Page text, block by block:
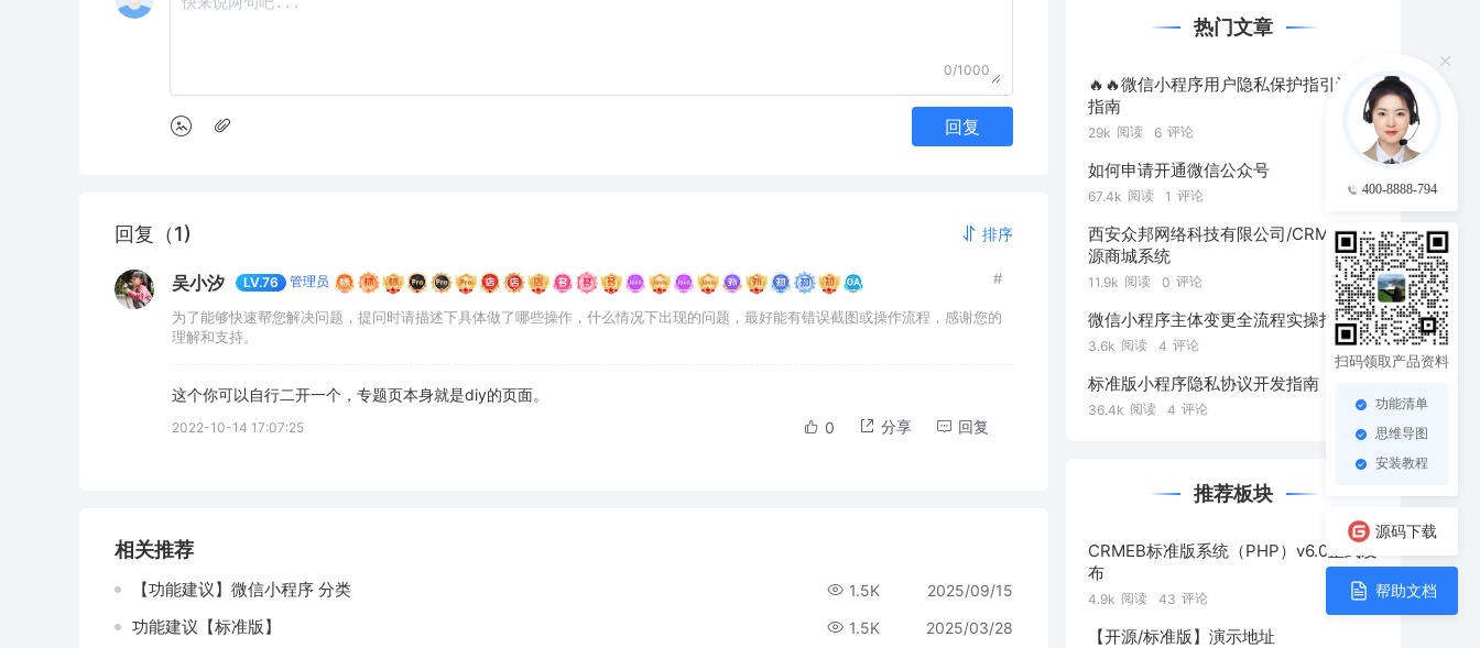
0/1000
回复
回复（1) 排序
吴小汐 LV.76 管理员 #
为了能够快速帮您解决问题，提问时请描述下具体做了哪些操作，什么情况下出现的问题，最好能有错误截图或操作流程，感谢您的
理解和支持。
这个你可以自行二开一个，专题页本身就是diy的页面。
2022-10-14 17:07:25 0 分享 回复
相关推荐
【功能建议】微信小程序 分类 1.5K 2025/09/15
功能建议【标准版】 1.5K 2025/03/28
热门文章
🔥🔥微信小程序用户隐私保护指引设置
指南
29k 阅读 6 评论
如何申请开通微信公众号
67.4k 阅读 1 评论
西安众邦网络科技有限公司/CRMEB开
源商城系统
11.9k 阅读 0 评论
微信小程序主体变更全流程实操指南
3.6k 阅读 4 评论
标准版小程序隐私协议开发指南
36.4k 阅读 4 评论
推荐板块
CRMEB标准版系统（PHP）v6.0正式发
布
4.9k 阅读 43 评论
【开源/标准版】演示地址
400-8888-794
扫码领取产品资料
功能清单
思维导图
安装教程
源码下载
帮助文档